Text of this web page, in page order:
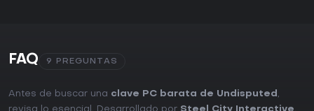
FAQ 9 PREGUNTAS
Antes de buscar una clave PC barata de Undisputed ,